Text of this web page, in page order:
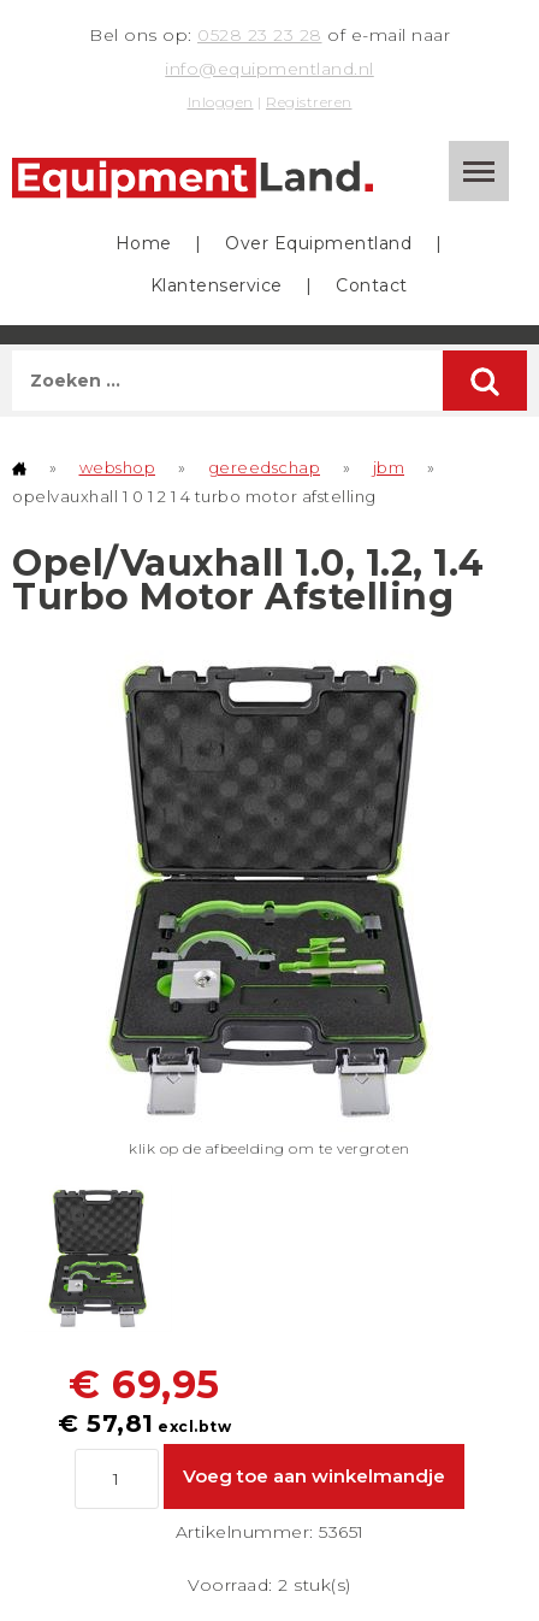
Bel ons op: 0528 23 23 28 of e-mail naar
info@equipmentland.nl
Inloggen | Registreren
Home | Over Equipmentland
|
Klantenservice
| Contact
» webshop » gereedschap » jbm
»
opelvauxhall 1 0 1 2 1 4 turbo motor afstelling
Opel/Vauxhall 1.0, 1.2, 1.4
Turbo Motor Afstelling
klik op de afbeelding om te vergroten
€ 69,95
€ 57,81 excl.btw
Artikelnummer: 53651
Voorraad: 2 stuk(s)